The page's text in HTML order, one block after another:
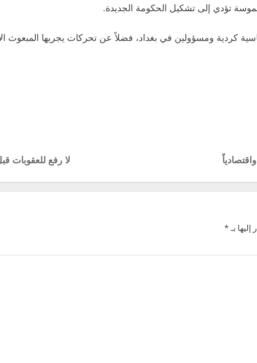
تؤدي إلى تشكيل الحكومة الجديدة.
كردية ومسؤولين في بغداد، فضلاً عن تحركات يجريها المبعوث
لا رفع للعقوبات قبل
بـ*